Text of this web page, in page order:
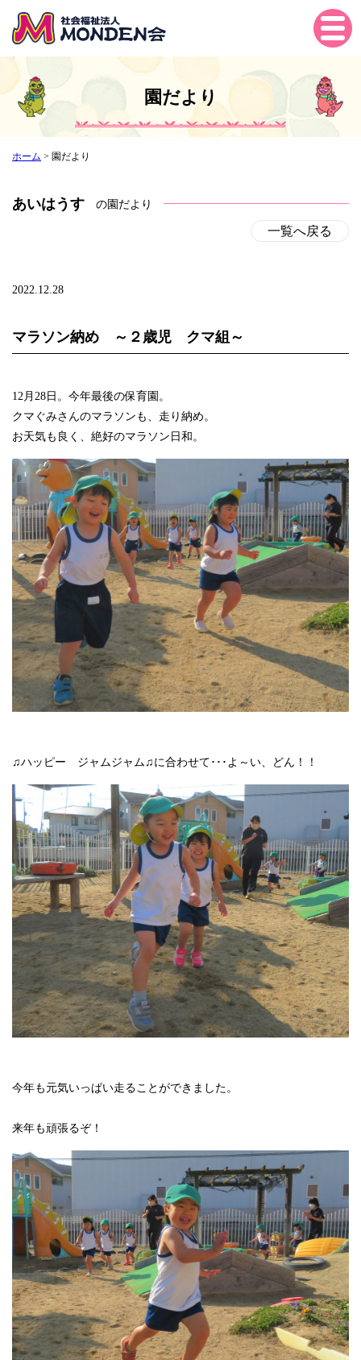
Tog
gle
gati
on
園だより
ホーム > 園だより
あいはうす の園だより
一覧へ戻る
2022.12.28
マラソン納め ～２歳児 クマ組～
12月28日。今年最後の保育園。
クマぐみさんのマラソンも、走り納め。
お天気も良く、絶好のマラソン日和。
♫ハッピー ジャムジャム♫に合わせて･･･よ～い、どん！！
今年も元気いっぱい走ることができました。
来年も頑張るぞ！